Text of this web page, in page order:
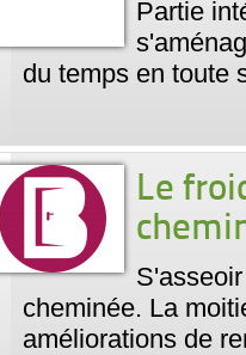
Partie
du temps en toute
Le
cheminée. La
améliorations de